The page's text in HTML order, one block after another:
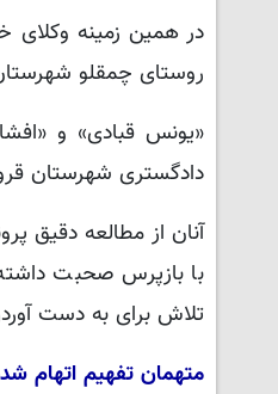
روستای چمقلو
«یونس قبادی» و
دادگستری شهرستان
آنان از مطالعه دقیق
با بازپرس صحبت
تلاش برای به دست
متهمان تفهیم اتهام